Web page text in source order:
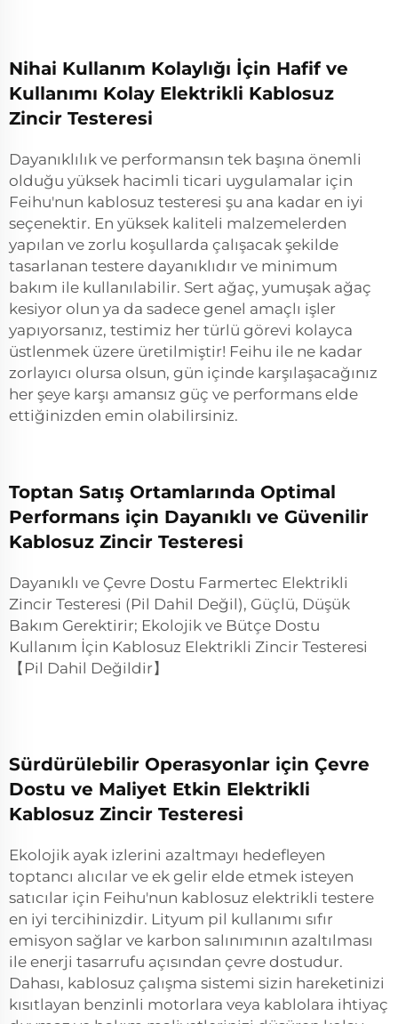
Nihai Kullanım Kolaylığı İçin Hafif ve
Kullanımı Kolay Elektrikli Kablosuz
Zincir Testeresi
Dayanıklılık ve performansın tek başına önemli
olduğu yüksek hacimli ticari uygulamalar için
Feihu'nun kablosuz testeresi şu ana kadar en iyi
seçenektir. En yüksek kaliteli malzemelerden
yapılan ve zorlu koşullarda çalışacak şekilde
tasarlanan testere dayanıklıdır ve minimum
bakım ile kullanılabilir. Sert ağaç, yumuşak ağaç
kesiyor olun ya da sadece genel amaçlı işler
yapıyorsanız, testimiz her türlü görevi kolayca
üstlenmek üzere üretilmiştir! Feihu ile ne kadar
zorlayıcı olursa olsun, gün içinde karşılaşacağınız
her şeye karşı amansız güç ve performans elde
ettiğinizden emin olabilirsiniz.
Toptan Satış Ortamlarında Optimal
Performans için Dayanıklı ve Güvenilir
Kablosuz Zincir Testeresi
Dayanıklı ve Çevre Dostu Farmertec Elektrikli
Zincir Testeresi (Pil Dahil Değil), Güçlü, Düşük
Bakım Gerektirir; Ekolojik ve Bütçe Dostu
Kullanım İçin Kablosuz Elektrikli Zincir Testeresi
【Pil Dahil Değildir】
Sürdürülebilir Operasyonlar için Çevre
Dostu ve Maliyet Etkin Elektrikli
Kablosuz Zincir Testeresi
Ekolojik ayak izlerini azaltmayı hedefleyen
toptancı alıcılar ve ek gelir elde etmek isteyen
satıcılar için Feihu'nun kablosuz elektrikli testere
en iyi tercihinizdir. Lityum pil kullanımı sıfır
emisyon sağlar ve karbon salınımının azaltılması
ile enerji tasarrufu açısından çevre dostudur.
Dahası, kablosuz çalışma sistemi sizin hareketinizi
kısıtlayan benzinli motorlara veya kablolara ihtiyaç